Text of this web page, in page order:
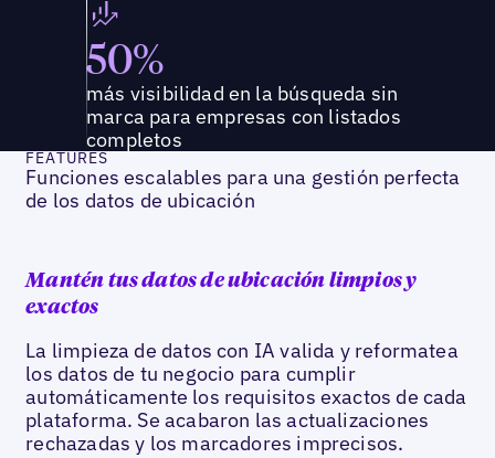
50%
más visibilidad en la búsqueda sin
marca para empresas con listados
completos
FEATURES
Funciones escalables para una gestión perfecta
de los datos de ubicación
Mantén tus datos de ubicación limpios y
exactos
La limpieza de datos con IA valida y reformatea
los datos de tu negocio para cumplir
automáticamente los requisitos exactos de cada
plataforma. Se acabaron las actualizaciones
rechazadas y los marcadores imprecisos.